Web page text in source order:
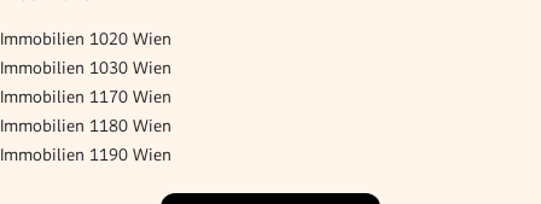
Immobilien 1020 Wien
Immobilien 1030 Wien
Immobilien 1170 Wien
Immobilien 1180 Wien
Immobilien 1190 Wien